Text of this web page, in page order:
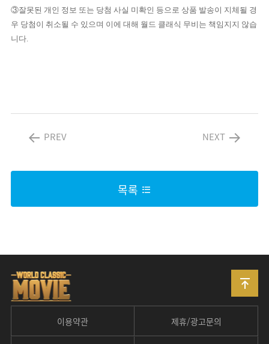
③잘못된 개인 정보 또는 당첨 사실 미확인 등으로 상품 발송이 지체될 경
우 당첨이 취소될 수 있으며 이에 대해 월드 클래식 무비는 책임지지 않습
니다.
PREV NEXT
목록
이용약관 제휴/광고문의